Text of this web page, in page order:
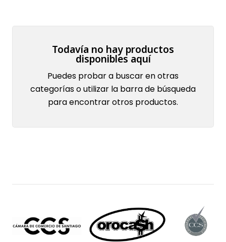
Todavía no hay productos
disponibles aquí
Puedes probar a buscar en otras
categorías o utilizar la barra de búsqueda
para encontrar otros productos.